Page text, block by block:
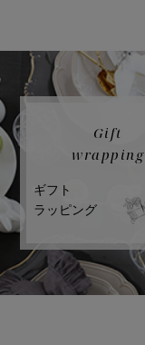
Gift
wrapping
ギフト
ラッピング